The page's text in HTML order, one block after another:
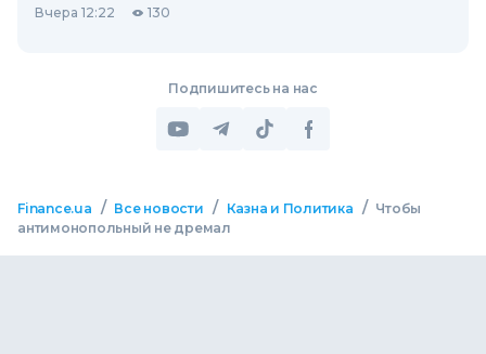
Вчера 12:22 130
Подпишитесь на нас
Finance.ua / Все новости / Казна и Политика / Чтобы
антимонопольный не дремал